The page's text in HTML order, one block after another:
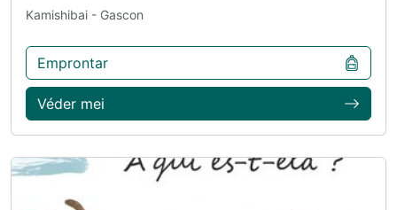
Kamishibai - Gascon
Emprontar
Véder mei